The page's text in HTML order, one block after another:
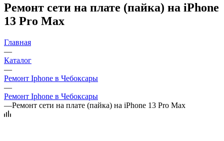
Ремонт сети на плате (пайка) на iPhone
13 Pro Max
Главная
—
Каталог
—
Ремонт Iphone в Чебоксары
—
Ремонт Iphone в Чебоксары
—Ремонт сети на плате (пайка) на iPhone 13 Pro Max